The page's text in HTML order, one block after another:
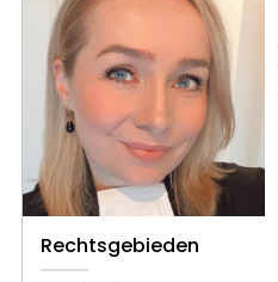
Rechtsgebieden